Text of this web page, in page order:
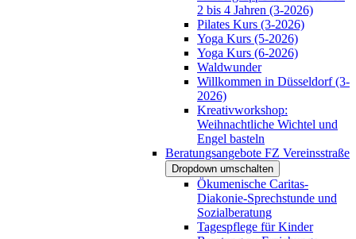
2 bis 4 Jahren (3-2026)
Pilates Kurs (3-2026)
Yoga Kurs (5-2026)
Yoga Kurs (6-2026)
Waldwunder
Willkommen in Düsseldorf (3-
2026)
Kreativworkshop:
Weihnachtliche Wichtel und
Engel basteln
Beratungsangebote FZ Vereinsstraße
Dropdown umschalten
Ökumenische Caritas-
Diakonie-Sprechstunde und
Sozialberatung
Tagespflege für Kinder